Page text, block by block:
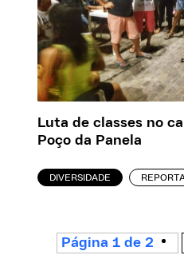
Luta de classes no
Poço da Panela
DIVERSIDADE
Página 1 de 2